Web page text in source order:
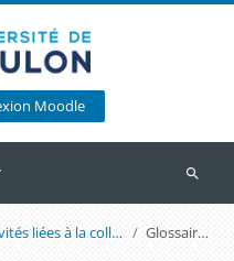
Moodle
Les activités liées à la collaboration dans Moodle Glossaire du cours